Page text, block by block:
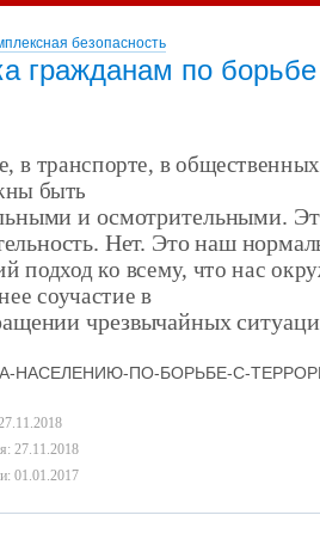
безопасность
гражданам по
в транспорте, в
быть
и осмотрительными.
Нет. Это наш
подход ко всему, что нас
соучастие в
чрезвычайных
НАСЕЛЕНИЮ-ПО-БОРЬБЕ-С-
27.11.2018
01.01.2017